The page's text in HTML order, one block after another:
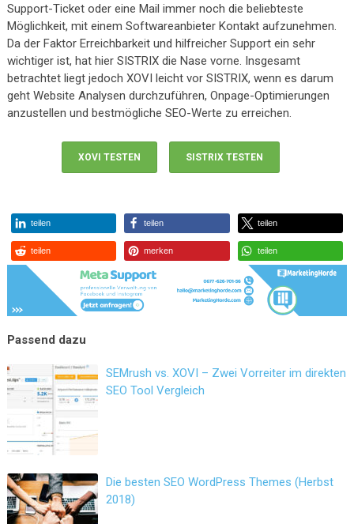
Support-Ticket oder eine Mail immer noch die beliebteste
Möglichkeit, mit einem Softwareanbieter Kontakt aufzunehmen.
Da der Faktor Erreichbarkeit und hilfreicher Support ein sehr
wichtiger ist, hat hier SISTRIX die Nase vorne. Insgesamt
betrachtet liegt jedoch XOVI leicht vor SISTRIX, wenn es darum
geht Website Analysen durchzuführen, Onpage-Optimierungen
anzustellen und bestmögliche SEO-Werte zu erreichen.
XOVI TESTEN SISTRIX TESTEN
teilen teilen teilen
teilen merken teilen
SEMrush vs. XOVI – Zwei Vorreiter im direkten
SEO Tool Vergleich
Die besten SEO WordPress Themes (Herbst
2018)